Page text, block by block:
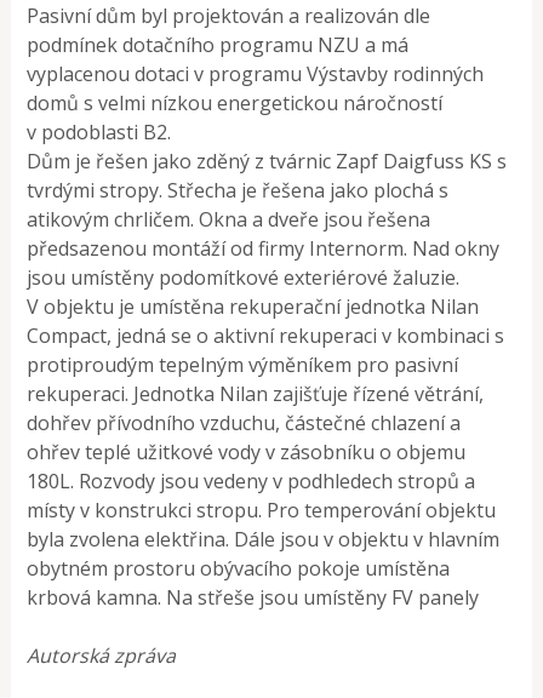
Pasivní dům byl projektován a realizován dle
podmínek dotačního programu NZU a má
vyplacenou dotaci v programu Výstavby rodinných
domů s velmi nízkou energetickou náročností
v podoblasti B2.
Dům je řešen jako zděný z tvárnic Zapf Daigfuss KS s
tvrdými stropy. Střecha je řešena jako plochá s
atikovým chrličem. Okna a dveře jsou řešena
předsazenou montáží od firmy Internorm. Nad okny
jsou umístěny podomítkové exteriérové žaluzie.
V objektu je umístěna rekuperační jednotka Nilan
Compact, jedná se o aktivní rekuperaci v kombinaci s
protiproudým tepelným výměníkem pro pasivní
rekuperaci. Jednotka Nilan zajišťuje řízené větrání,
dohřev přívodního vzduchu, částečné chlazení a
ohřev teplé užitkové vody v zásobníku o objemu
180L. Rozvody jsou vedeny v podhledech stropů a
místy v konstrukci stropu. Pro temperování objektu
byla zvolena elektřina. Dále jsou v objektu v hlavním
obytném prostoru obývacího pokoje umístěna
krbová kamna. Na střeše jsou umístěny FV panely
Autorská zpráva